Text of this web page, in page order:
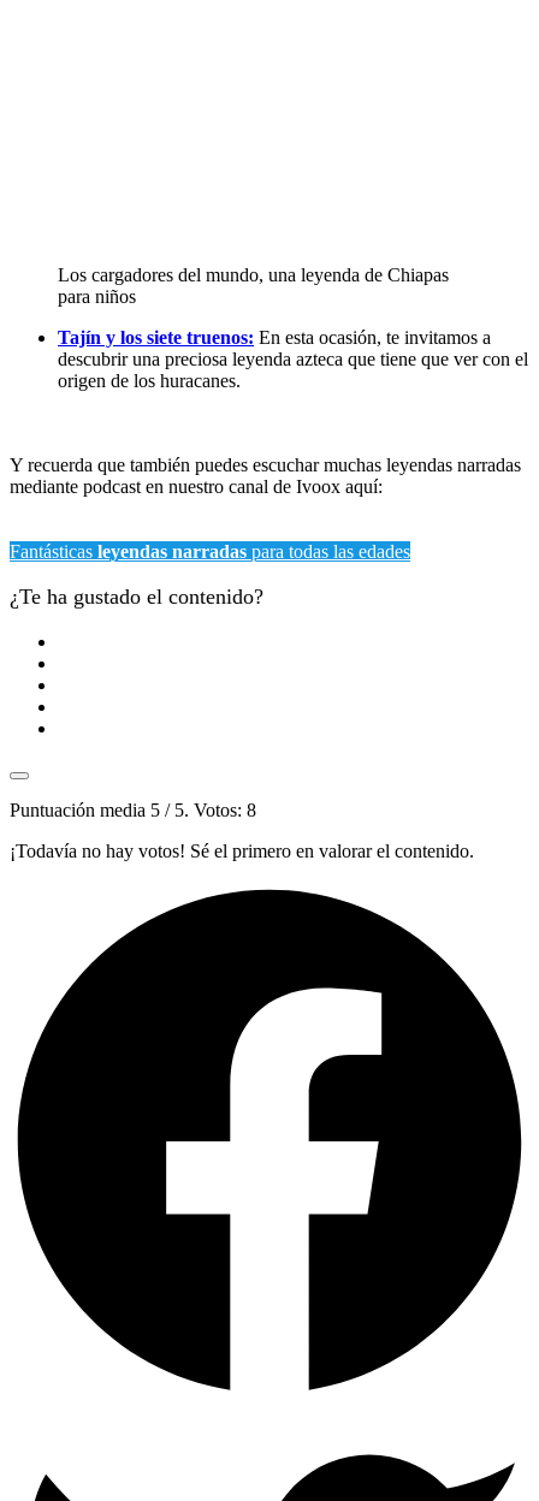
Los cargadores del mundo, una leyenda de Chiapas
para niños
Tajín y los siete truenos: En esta ocasión, te invitamos a
descubrir una preciosa leyenda azteca que tiene que ver con el
origen de los huracanes.
Y recuerda que también puedes escuchar muchas leyendas narradas
mediante podcast en nuestro canal de Ivoox aquí:
Fantásticas leyendas narradas para todas las edades
¿Te ha gustado el contenido?
Puntuación media 5 / 5. Votos: 8
¡Todavía no hay votos! Sé el primero en valorar el contenido.